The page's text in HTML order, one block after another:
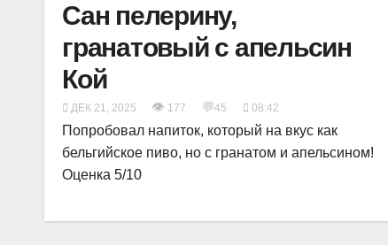
Сан пелерину,
гранатовый с апельсин
Кой
ДЕК 21, 2025 👁 177 💬45 08:42
Попробовал напиток, который на вкус как
бельгийское пиво, но с гранатом и апельсином!
Оценка 5/10